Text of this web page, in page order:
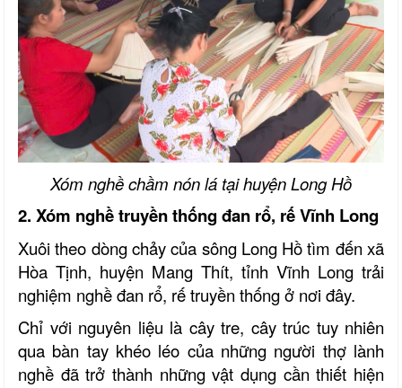
Xóm nghề chầm nón lá tại huyện Long Hồ
2. Xóm nghề truyền thống đan rổ, rế Vĩnh Long
Xuôi theo dòng chảy của sông Long Hồ tìm đến xã
Hòa Tịnh, huyện Mang Thít, tỉnh Vĩnh Long trải
nghiệm nghề đan rổ, rế truyền thống ở nơi đây.
Chỉ với nguyên liệu là cây tre, cây trúc tuy nhiên
qua bàn tay khéo léo của những người thợ lành
nghề đã trở thành những vật dụng cần thiết hiện